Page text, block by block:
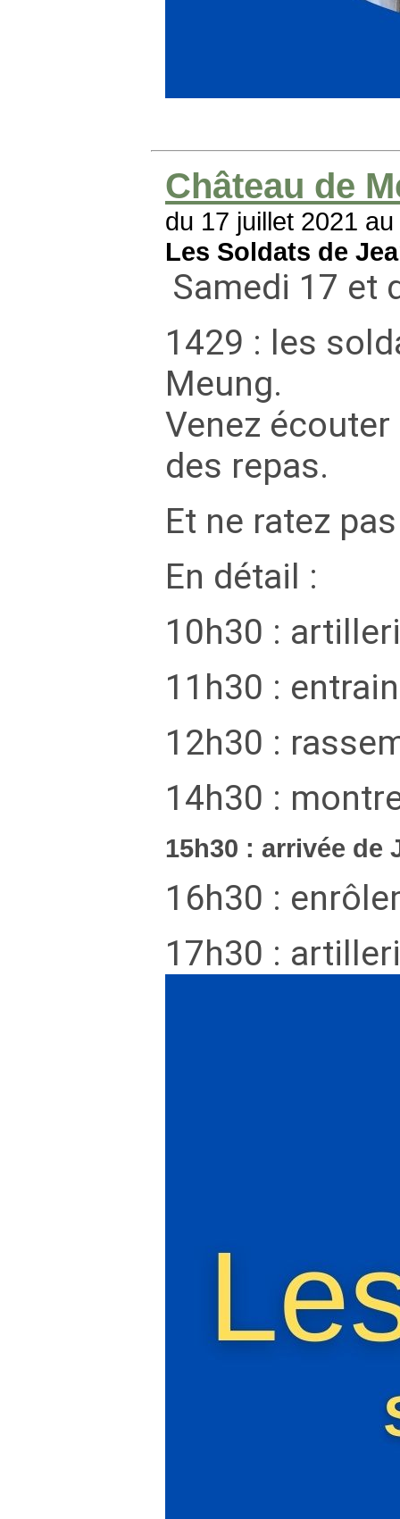
Château de
du 17 juillet 2021
Les Soldats de
Samedi 17 et
1429 : les
Meung.
Venez
des repas.
Et ne ratez
En détail :
10h30 :
11h30 :
12h30 :
14h30 :
15h30 : arrivée de
16h30 :
17h30 :